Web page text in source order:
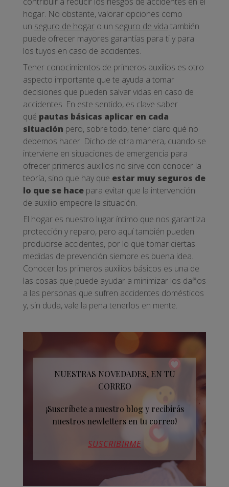
hogar. No obstante, valorar opciones como
un seguro de hogar o un seguro de vida también
puede ofrecer mayores garantías para ti y para
los tuyos en caso de accidentes.
Tener conocimientos de primeros auxilios es otro
aspecto importante que te ayuda a tomar
decisiones que pueden salvar vidas en caso de
accidentes. En este sentido, es clave saber
qué pautas básicas aplicar en cada
situación pero, sobre todo, tener claro qué no
debemos hacer. Dicho de otra manera, cuando se
interviene en situaciones de emergencia para
ofrecer primeros auxilios no sirve con conocer la
teoría, sino que hay que estar muy seguros de
lo que se hace para evitar que la intervención
de auxilio empeore la situación.
El hogar es nuestro lugar íntimo que nos garantiza
protección y reparo, pero aquí también pueden
producirse accidentes, por lo que tomar ciertas
medidas de prevención siempre es buena idea.
Conocer los primeros auxilios básicos es una de
las cosas que puede ayudar a minimizar los daños
a las personas que sufren accidentes domésticos
y, sin duda, vale la pena tenerlos en mente.
NUESTRAS NOVEDADES, EN TU
CORREO
¡Suscríbete a nuestro blog y recibirás
nuestros newletters en tu correo!
SUSCRIBIRME